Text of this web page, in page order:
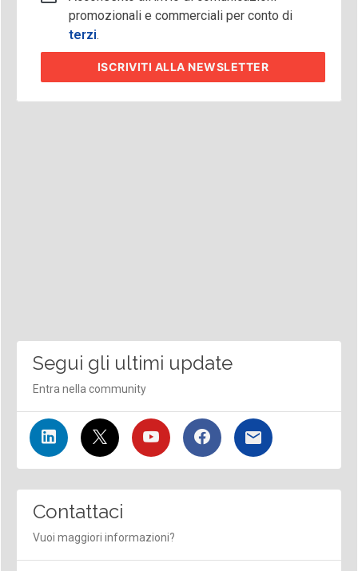
promozionali e commerciali per conto di
terzi.
ISCRIVITI ALLA NEWSLETTER
Segui gli ultimi update
Entra nella community
Contattaci
Vuoi maggiori informazioni?